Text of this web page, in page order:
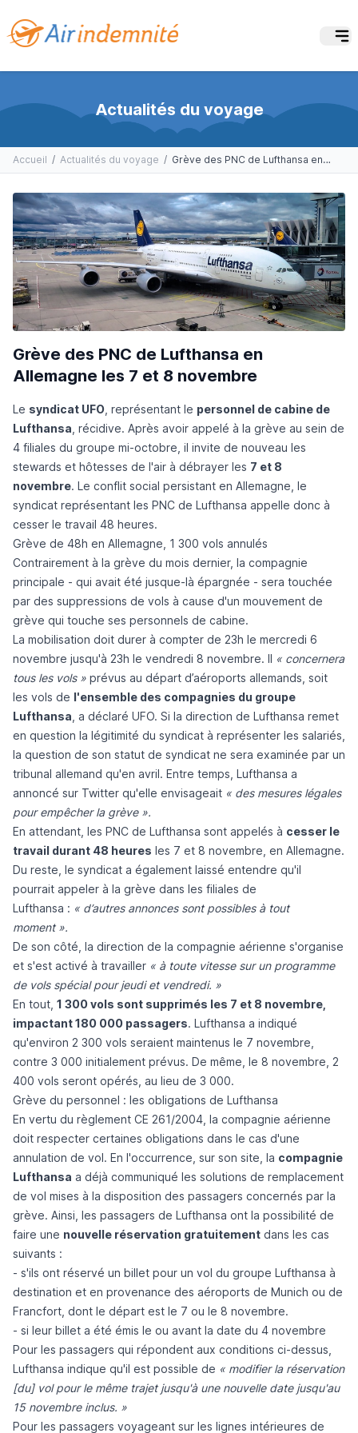
Actualités du voyage
Accueil / Actualités du voyage / Grève des PNC de Lufthansa en Allemagne les 7 et 8 novembre
Grève des PNC de Lufthansa en
Allemagne les 7 et 8 novembre
Le syndicat UFO , représentant le personnel de cabine de
Lufthansa , récidive. Après avoir appelé à la grève au sein de
4 filiales du groupe mi-octobre, il invite de nouveau les
stewards et hôtesses de l'air à débrayer les 7 et 8
novembre. Le conflit social persistant en Allemagne, le
syndicat représentant les PNC de Lufthansa appelle donc à
cesser le travail 48 heures.
Grève de 48h en Allemagne, 1 300 vols annulés
Contrairement à la grève du mois dernier, la compagnie
principale - qui avait été jusque-là épargnée - sera touchée
par des suppressions de vols à cause d'un mouvement de
grève qui touche ses personnels de cabine.
La mobilisation doit durer à compter de 23h le mercredi 6
novembre jusqu'à 23h le vendredi 8 novembre. Il « concernera
tous les vols » prévus au départ d’aéroports allemands, soit
les vols de l'ensemble des compagnies du groupe
Lufthansa , a déclaré UFO. Si la direction de Lufthansa remet
en question la légitimité du syndicat à représenter les salariés,
la question de son statut de syndicat ne sera examinée par un
tribunal allemand qu'en avril. Entre temps, Lufthansa a
annoncé sur Twitter qu'elle envisageait « des mesures légales
pour empêcher la grève ».
En attendant, les PNC de Lufthansa sont appelés à cesser le
travail durant 48 heures les 7 et 8 novembre, en Allemagne.
Du reste, le syndicat a également laissé entendre qu'il
pourrait appeler à la grève dans les filiales de
Lufthansa : « d’autres annonces sont possibles à tout
moment ».
De son côté, la direction de la compagnie aérienne s'organise
et s'est activé à travailler « à toute vitesse sur un programme
de vols spécial pour jeudi et vendredi. »
En tout, 1 300 vols sont supprimés les 7 et 8 novembre,
impactant 180 000 passagers. Lufthansa a indiqué
qu'environ 2 300 vols seraient maintenus le 7 novembre,
contre 3 000 initialement prévus. De même, le 8 novembre, 2
400 vols seront opérés, au lieu de 3 000.
Grève du personnel : les obligations de Lufthansa
En vertu du règlement CE 261/2004 , la compagnie aérienne
doit respecter certaines obligations dans le cas d'une
annulation de vol. En l'occurrence, sur son site, la compagnie
Lufthansa a déjà communiqué les solutions de remplacement
de vol mises à la disposition des passagers concernés par la
grève. Ainsi, les passagers de Lufthansa ont la possibilité de
faire une nouvelle réservation gratuitement dans les cas
suivants :
- s'ils ont réservé un billet pour un vol du groupe Lufthansa à
destination et en provenance des aéroports de Munich ou de
Francfort, dont le départ est le 7 ou le 8 novembre.
- si leur billet a été émis le ou avant la date du 4 novembre
Pour les passagers qui répondent aux conditions ci-dessus,
Lufthansa indique qu'il est possible de « modifier la réservation
[du] vol pour le même trajet jusqu'à une nouvelle date jusqu'au
15 novembre inclus. »
Pour les passagers voyageant sur les lignes intérieures de